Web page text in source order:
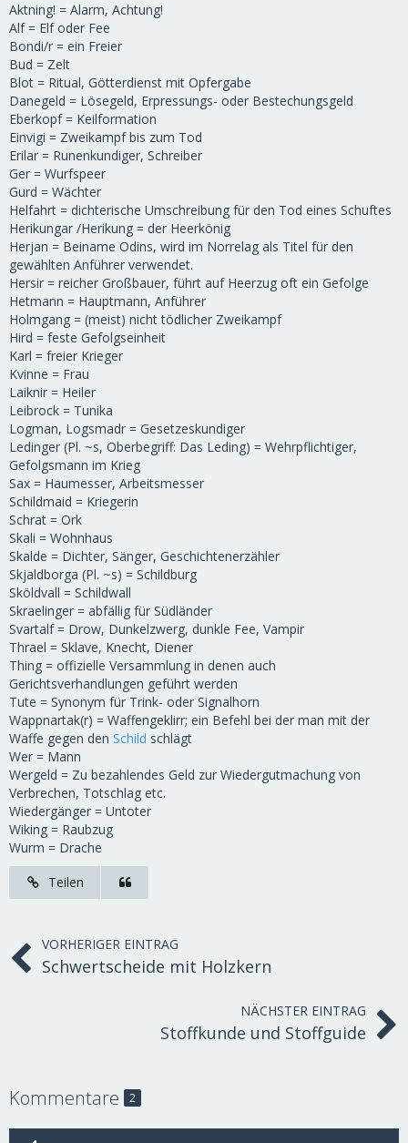
Aktning! = Alarm, Achtung!
Alf = Elf oder Fee
Bondi/r = ein Freier
Bud = Zelt
Blot = Ritual, Götterdienst mit Opfergabe
Danegeld = Lösegeld, Erpressungs- oder Bestechungsgeld
Eberkopf = Keilformation
Einvigi = Zweikampf bis zum Tod
Erilar = Runenkundiger, Schreiber
Ger = Wurfspeer
Gurd = Wächter
Helfahrt = dichterische Umschreibung für den Tod eines Schuftes
Herikungar /Herikung = der Heerkönig
Herjan = Beiname Odins, wird im Norrelag als Titel für den
gewählten Anführer verwendet.
Hersir = reicher Großbauer, führt auf Heerzug oft ein Gefolge
Hetmann = Hauptmann, Anführer
Holmgang = (meist) nicht tödlicher Zweikampf
Hird = feste Gefolgseinheit
Karl = freier Krieger
Kvinne = Frau
Laiknir = Heiler
Leibrock = Tunika
Logman, Logsmadr = Gesetzeskundiger
Ledinger (Pl. ~s, Oberbegriff: Das Leding) = Wehrpflichtiger,
Gefolgsmann im Krieg
Sax = Haumesser, Arbeitsmesser
Schildmaid = Kriegerin
Schrat = Ork
Skali = Wohnhaus
Skalde = Dichter, Sänger, Geschichtenerzähler
Skjaldborga (Pl. ~s) = Schildburg
Sköldvall = Schildwall
Skraelinger = abfällig für Südländer
Svartalf = Drow, Dunkelzwerg, dunkle Fee, Vampir
Thrael = Sklave, Knecht, Diener
Thing = offizielle Versammlung in denen auch
Gerichtsverhandlungen geführt werden
Tute = Synonym für Trink- oder Signalhorn
Wappnartak(r) = Waffengeklirr; ein Befehl bei der man mit der
Waffe gegen den Schild schlägt
Wer = Mann
Wergeld = Zu bezahlendes Geld zur Wiedergutmachung von
Verbrechen, Totschlag etc.
Wiedergänger = Untoter
Wiking = Raubzug
Wurm = Drache
Teilen
VORHERIGER EINTRAG
Schwertscheide mit Holzkern
NÄCHSTER EINTRAG
Stoffkunde und Stoffguide
Kommentare 2